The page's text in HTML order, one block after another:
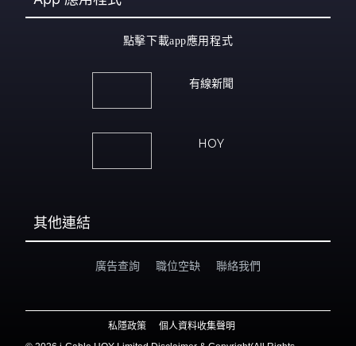
點擊下載app應用程式
有線新聞
HOY
其他連結
廣告查詢 職位空缺 聯絡我們
私隱政策
個人資料收集聲明